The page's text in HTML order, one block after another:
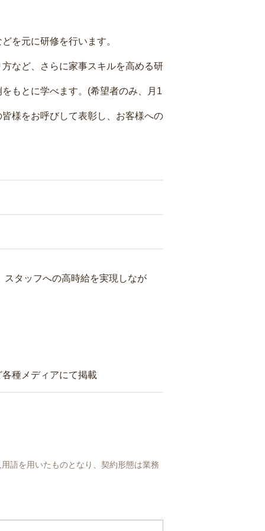
を元に研修を行います。
など、さらに家事スキルを高める研
もとに学べます。(希望者のみ、月1
様をお呼びして表彰し、お客様への
タッフへの高時給を実現しなが
種メディアにて掲載
語を用いたものとなり、契約形態は業務